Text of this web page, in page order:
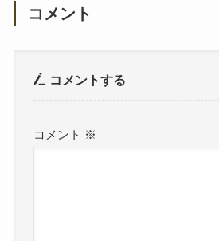
コメント
コメントする
コメント ※